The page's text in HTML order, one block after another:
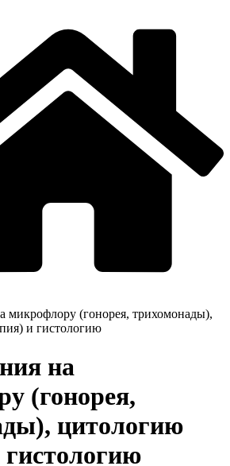
микрофлору (гонорея, трихомонады),
и гистологию
на
(гонорея,
цитологию